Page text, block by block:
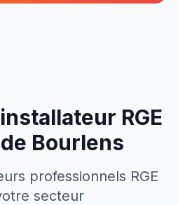
RGE
de Bourlens
professionnels RGE
secteur